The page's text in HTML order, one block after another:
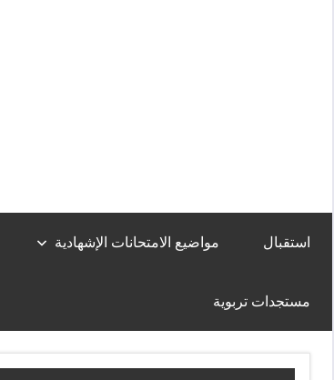
استقبال مواضيع الامتحانات الإشهادية
مستجدات تربوية